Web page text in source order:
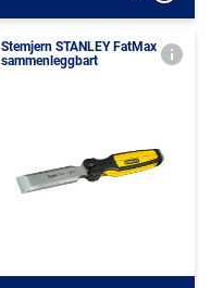
Stemjern STANLEY FatMax
sammenleggbart